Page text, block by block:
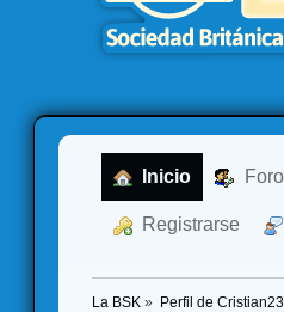
Inicio Foro
Registrarse
La BSK » Perfil de